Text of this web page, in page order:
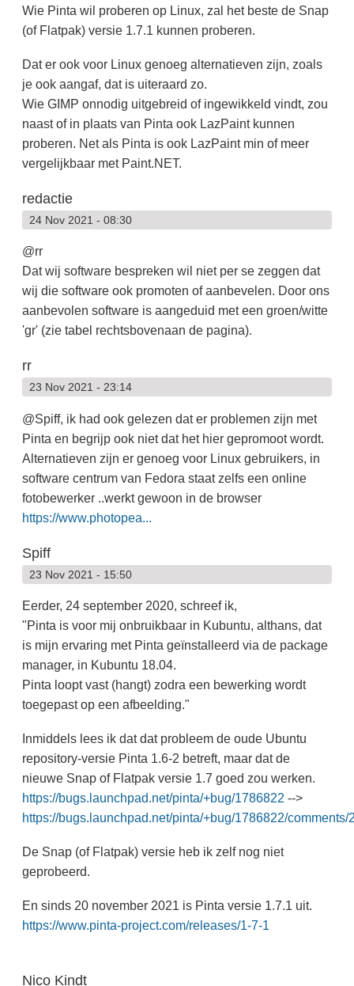
Wie Pinta wil proberen op Linux, zal het beste de Snap
(of Flatpak) versie 1.7.1 kunnen proberen.
Dat er ook voor Linux genoeg alternatieven zijn, zoals
je ook aangaf, dat is uiteraard zo.
Wie GIMP onnodig uitgebreid of ingewikkeld vindt, zou
naast of in plaats van Pinta ook LazPaint kunnen
proberen. Net als Pinta is ook LazPaint min of meer
vergelijkbaar met Paint.NET.
redactie
24 Nov 2021 - 08:30
@rr
Dat wij software bespreken wil niet per se zeggen dat
wij die software ook promoten of aanbevelen. Door ons
aanbevolen software is aangeduid met een groen/witte
'gr' (zie tabel rechtsbovenaan de pagina).
rr
23 Nov 2021 - 23:14
@Spiff, ik had ook gelezen dat er problemen zijn met
Pinta en begrijp ook niet dat het hier gepromoot wordt.
Alternatieven zijn er genoeg voor Linux gebruikers, in
software centrum van Fedora staat zelfs een online
fotobewerker ..werkt gewoon in de browser
https://www.photopea...
Spiff
23 Nov 2021 - 15:50
Eerder, 24 september 2020, schreef ik,
"Pinta is voor mij onbruikbaar in Kubuntu, althans, dat
is mijn ervaring met Pinta geïnstalleerd via de package
manager, in Kubuntu 18.04.
Pinta loopt vast (hangt) zodra een bewerking wordt
toegepast op een afbeelding."
Inmiddels lees ik dat dat probleem de oude Ubuntu
repository-versie Pinta 1.6-2 betreft, maar dat de
nieuwe Snap of Flatpak versie 1.7 goed zou werken.
https://bugs.launchpad.net/pinta/+bug/1786822 -->
https://bugs.launchpad.net/pinta/+bug/1786822/comments/
De Snap (of Flatpak) versie heb ik zelf nog niet
geprobeerd.
En sinds 20 november 2021 is Pinta versie 1.7.1 uit.
https://www.pinta-project.com/releases/1-7-1
Nico Kindt